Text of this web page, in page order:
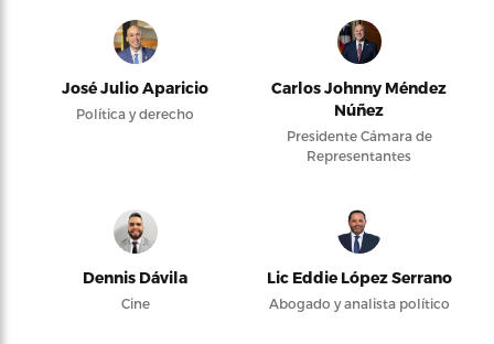
José Julio Aparicio
Política y derecho
Carlos Johnny Méndez
Núñez
Presidente Cámara de
Representantes
Dennis Dávila
Cine
Lic Eddie López Serrano
Abogado y analista político